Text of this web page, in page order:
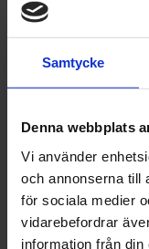
Samtycke
Denna webbplats
Vi använder
och annonserna till
för sociala medier
vidarebefordrar
information från
KS - 3000 Plus är
- Främre och bakre
KS - 3000 Plus
- Perfekt
- Ljudabsorberande
-Överlackeringsbar